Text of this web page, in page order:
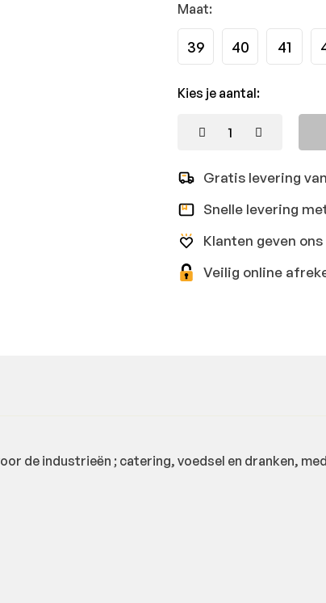
Maat:
39 40 41
Kies je aantal:
Gratis levering
Snelle levering
Klanten geven ons
Veilig online
de industrieën ; catering, voedsel en dranken,